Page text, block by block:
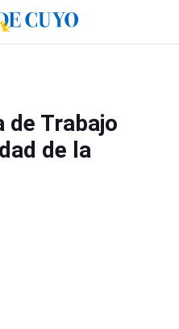
de Trabajo
de la